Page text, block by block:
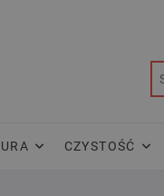
CZYSTOŚĆ